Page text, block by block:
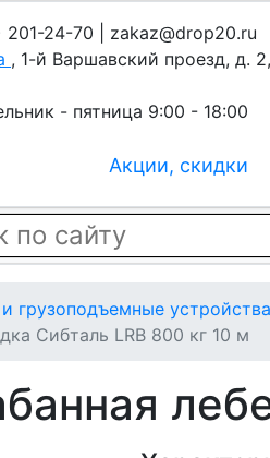
201-24-70 | zakaz@drop20.ru
, 1-й Варшавский проезд, д. 2,
- пятница 9:00 - 18:00
Акции, скидки
грузоподъемные устройства
Сибталь LRB 800 кг 10 м